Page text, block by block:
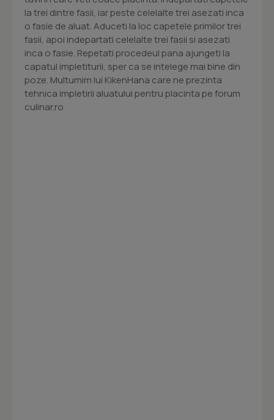
la trei dintre fasii, iar peste celelalte trei asezati inca
o fasie de aluat. Aduceti la loc capetele primilor trei
fasii, apoi indepartati celelalte trei fasii si asezati
inca o fasie. Repetati procedeul pana ajungeti la
capatul impletiturii, sper ca se intelege mai bine din
poze. Multumim lui KikenHana care ne prezinta
tehnica impletirii aluatului pentru placinta pe forum
culinar.ro